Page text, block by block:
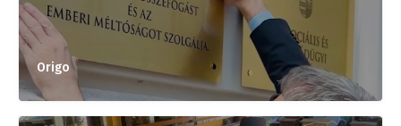
Origo